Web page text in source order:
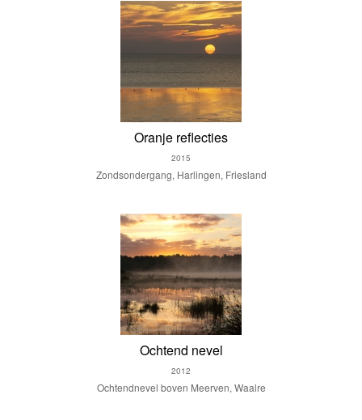
Oranje reflecties
2015
Zondsondergang, Harlingen, Friesland
Ochtend nevel
2012
Ochtendnevel boven Meerven, Waalre